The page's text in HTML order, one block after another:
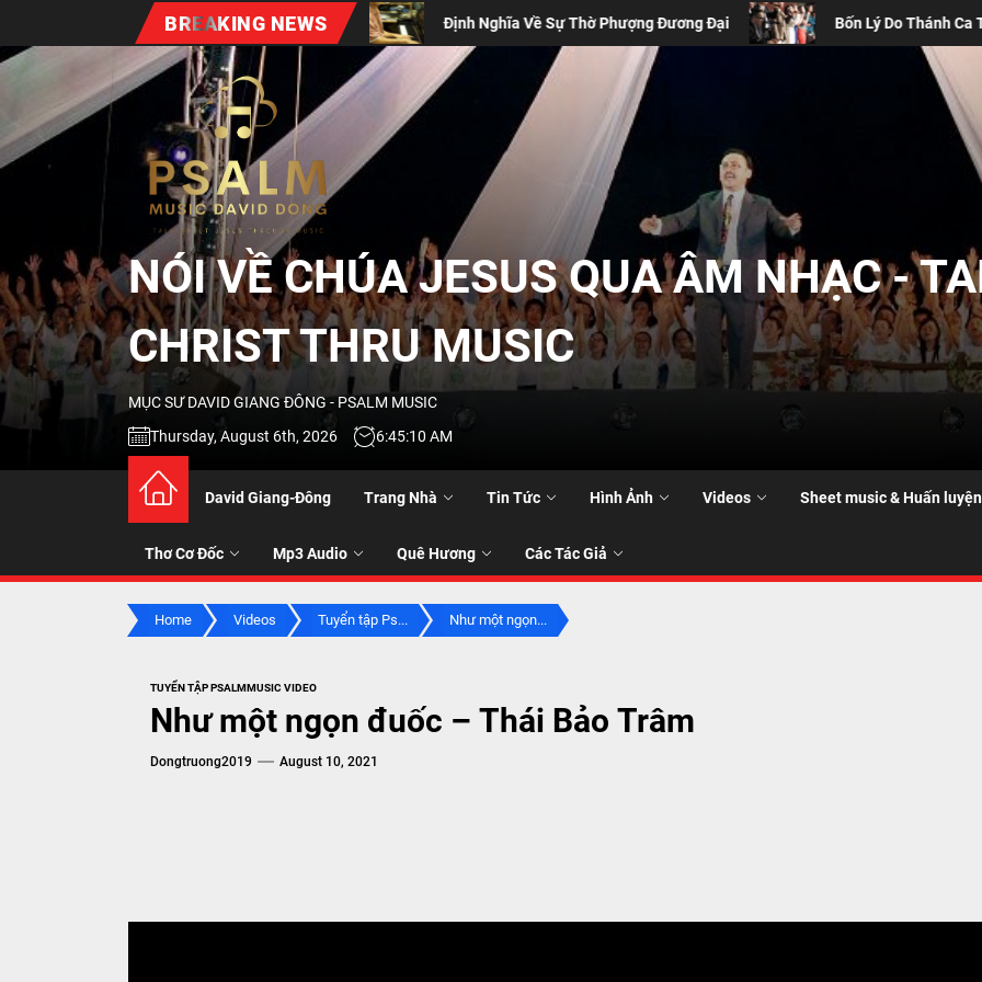
the
BREAKING NEWS
Định Nghĩa Về Sự Thờ Phượng Đương Đại Bốn Lý Do Thánh Ca Truyền Thống Vẫn Cần
NÓI
VỀ
CHÚA
JESUS
QUA
ÂM
NHẠC
-
TALK
ABOUT
THRU
NÓI VỀ CHÚA JESUS QUA ÂM NHẠC -
CHRIST THRU MUSIC
MỤC SƯ DAVID GIANG ĐÔNG - PSALM MUSIC
Thursday, August 6th, 2026
6:45:11 AM
David Giang-Đông Trang Nhà Tin Tức Hình Ảnh Videos Sheet music & Huấn luyện
Thơ Cơ Đốc Mp3 Audio Quê Hương Các Tác Giả
Home Videos Tuyển tập Ps... Như một ngọn...
TUYỂN TẬP PSALMMUSIC VIDEO
Như một ngọn đuốc – Thái Bảo Trâm
Dongtruong2019 August 10, 2021